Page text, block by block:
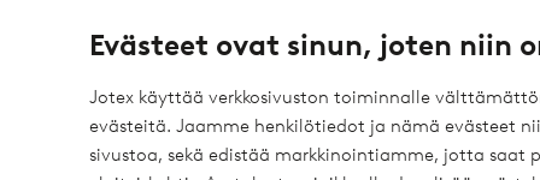
Evästeet ovat sinun, joten niin
Jotex käyttää verkkosivuston toiminnalle
evästeitä. Jaamme henkilötiedot ja nämä evästeet
sivustoa, sekä edistää markkinointiamme, jotta saat
Saavutettavuusseloste
Turvalliset maksut – maksa nyt tai erissä
Haluatko tietää ? elpy